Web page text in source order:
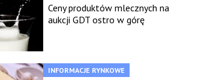
Ceny produktów mlecznych na
aukcji GDT ostro w górę
INFORMACJE RYNKOWE